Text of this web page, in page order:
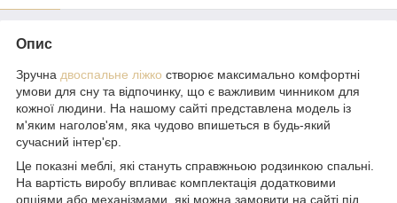
Опис
Зручна двоспальне ліжко створює максимально комфортні
умови для сну та відпочинку, що є важливим чинником для
кожної людини. На нашому сайті представлена модель із
м'яким наголов'ям, яка чудово впишеться в будь-який
сучасний інтер'єр.
Це показні меблі, які стануть справжньою родзинкою спальні.
На вартість виробу впливає комплектація додатковими
опціями або механізмами, які можна замовити на сайті під